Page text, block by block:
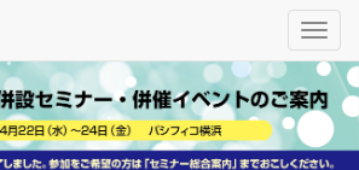
メ
ニ
ュ
ー